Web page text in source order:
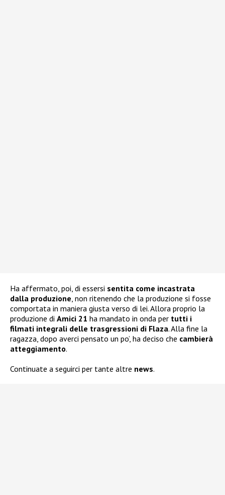
Ha affermato, poi, di essersi sentita come incastrata
dalla produzione , non ritenendo che la produzione si fosse
comportata in maniera giusta verso di lei. Allora proprio la
produzione di Amici 21 ha mandato in onda per tutti i
filmati integrali delle trasgressioni di Flaza. Alla fine la
ragazza, dopo averci pensato un po’, ha deciso che cambierà
atteggiamento.
Continuate a seguirci per tante altre news.